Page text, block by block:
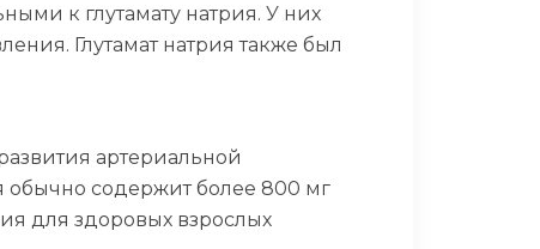
к глутамату натрия. У них
Глутамат натрия также был
артериальной
обычно содержит более 800 мг
для здоровых взрослых